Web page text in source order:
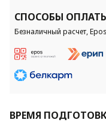
СПОСОБЫ
Безналичный расчет,
ВРЕМЯ